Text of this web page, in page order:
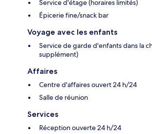
Service d'étage (horaires limités)
Épicerie fine/snack bar
Voyage avec les enfants
Service de garde d'enfants dans la
supplément)
Affaires
Centre d'affaires ouvert 24 h/24
Salle de réunion
Services
Réception ouverte 24 h/24